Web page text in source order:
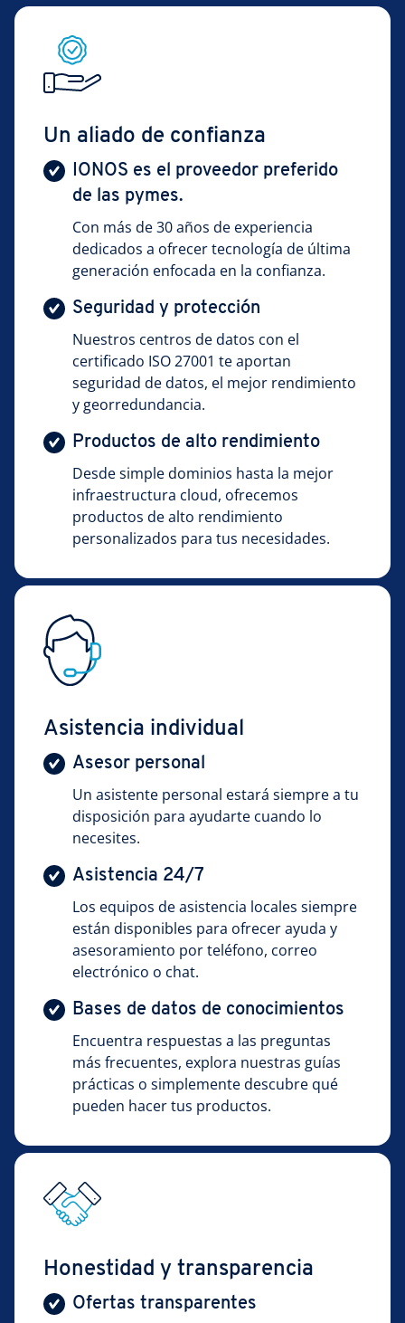
Un aliado de confianza
IONOS es el proveedor preferido
de las pymes.
Con más de 30 años de experiencia
dedicados a ofrecer tecnología de última
generación enfocada en la confianza.
Seguridad y protección
Nuestros centros de datos con el
certificado ISO 27001 te aportan
seguridad de datos, el mejor rendimiento
y georredundancia.
Productos de alto rendimiento
Desde simple dominios hasta la mejor
infraestructura cloud, ofrecemos
productos de alto rendimiento
personalizados para tus necesidades.
Asistencia individual
Asesor personal
Un asistente personal estará siempre a tu
disposición para ayudarte cuando lo
necesites.
Asistencia 24/7
Los equipos de asistencia locales siempre
están disponibles para ofrecer ayuda y
asesoramiento por teléfono, correo
electrónico o chat.
Bases de datos de conocimientos
Encuentra respuestas a las preguntas
más frecuentes, explora nuestras guías
prácticas o simplemente descubre qué
pueden hacer tus productos.
Honestidad y transparencia
Ofertas transparentes